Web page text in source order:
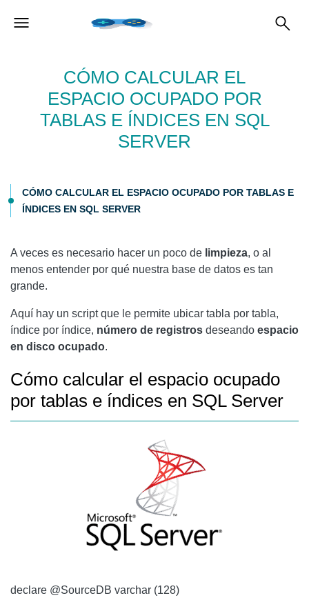
CÓMO CALCULAR EL
ESPACIO OCUPADO POR
TABLAS E ÍNDICES EN SQL
SERVER
CÓMO CALCULAR EL ESPACIO OCUPADO POR TABLAS E
ÍNDICES EN SQL SERVER
A veces es necesario hacer un poco de limpieza, o al
menos entender por qué nuestra base de datos es tan
grande.
Aquí hay un script que le permite ubicar tabla por tabla,
índice por índice, número de registros deseando espacio
en disco ocupado.
Cómo calcular el espacio ocupado
por tablas e índices en SQL Server
declare @SourceDB varchar (128)